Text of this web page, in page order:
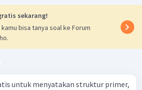
sekarang!
bisa tanya soal ke Forum
untuk menyatakan struktur primer,